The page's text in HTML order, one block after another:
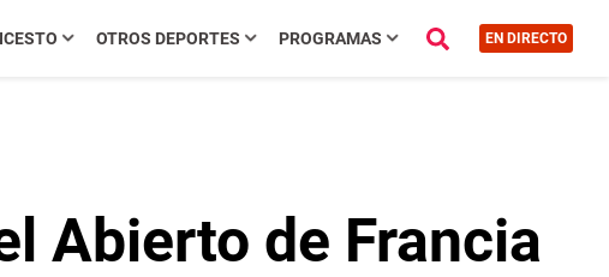
OTROS DEPORTES PROGRAMAS EN DIRECTO
Abierto de Francia